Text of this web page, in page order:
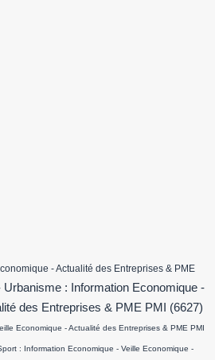
- Actualité des Entreprises & PME
: Information Economique -
des Entreprises & PME PMI
(6627)
Economique - Actualité des Entreprises & PME PMI
: Information Economique - Veille Economique -